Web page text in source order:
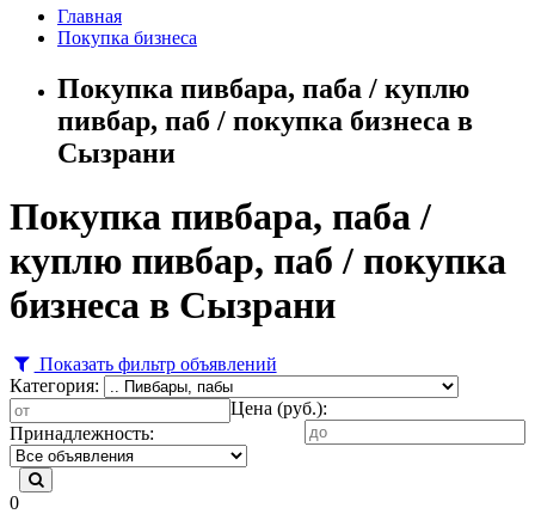
Главная
Покупка бизнеса
Покупка пивбара, паба / куплю
пивбар, паб / покупка бизнеса в
Сызрани
Покупка пивбара, паба /
куплю пивбар, паб / покупка
бизнеса в Сызрани
Показать фильтр объявлений
Категория:
Цена (руб.):
Принадлежность:
0